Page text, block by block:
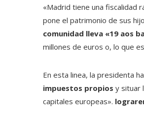
«Madrid tiene una fiscalidad
pone el patrimonio de sus
comunidad lleva «19 aos
millones de euros o, lo que
En esta linea, la presidenta
impuestos propios y situar
capitales europeas».